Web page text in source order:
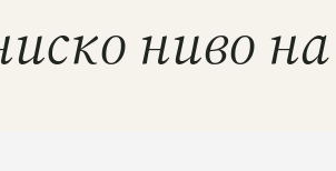
ниво